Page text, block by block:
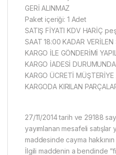
GERİ ALINMAZ
Paket içeriği: 1 Adet
SATIŞ FİYATI KDV HARİÇ
SAAT 18:00 KADAR VERİLEN
KARGO İLE GÖNDERİMİ
KARGO İADESİ
KARGO ÜCRETİ
KARGODA KIRILAN
27/11/2014 tarih ve 29188
yayımlanan mesafeli satışlar
maddesinde cayma hakkının
İlgili maddenin a bendinde